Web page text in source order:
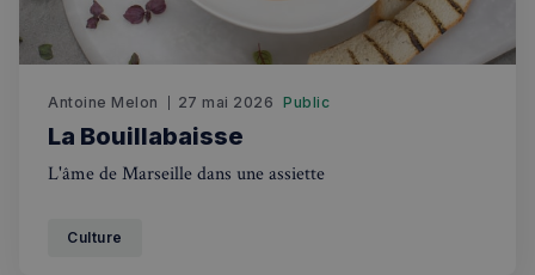
Antoine Melon 27 mai 2026 Public
La Bouillabaisse
L'âme de Marseille dans une assiette
Culture